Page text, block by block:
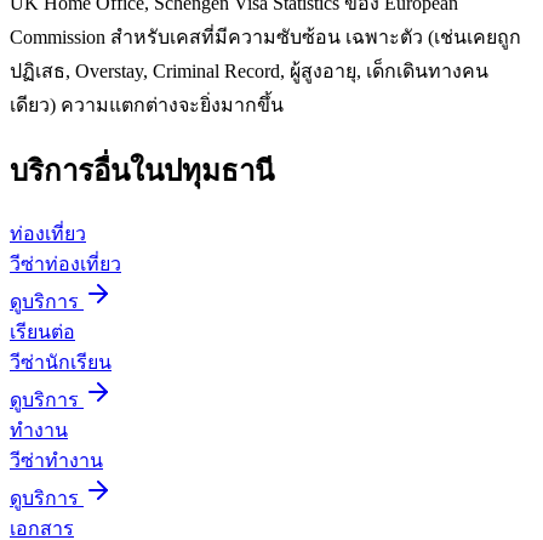
Commission สำหรับเคสที่มีความซับซ้อน เฉพาะตัว (เช่นเคยถูก
ปฏิเสธ, Overstay, Criminal Record, ผู้สูงอายุ, เด็กเดินทางคน
เดียว) ความแตกต่างจะยิ่งมากขึ้น
บริการอื่นในปทุมธานี
ท่องเที่ยว
วีซ่าท่องเที่ยว
ดูบริการ
เรียนต่อ
วีซ่านักเรียน
ดูบริการ
ทำงาน
วีซ่าทำงาน
ดูบริการ
เอกสาร